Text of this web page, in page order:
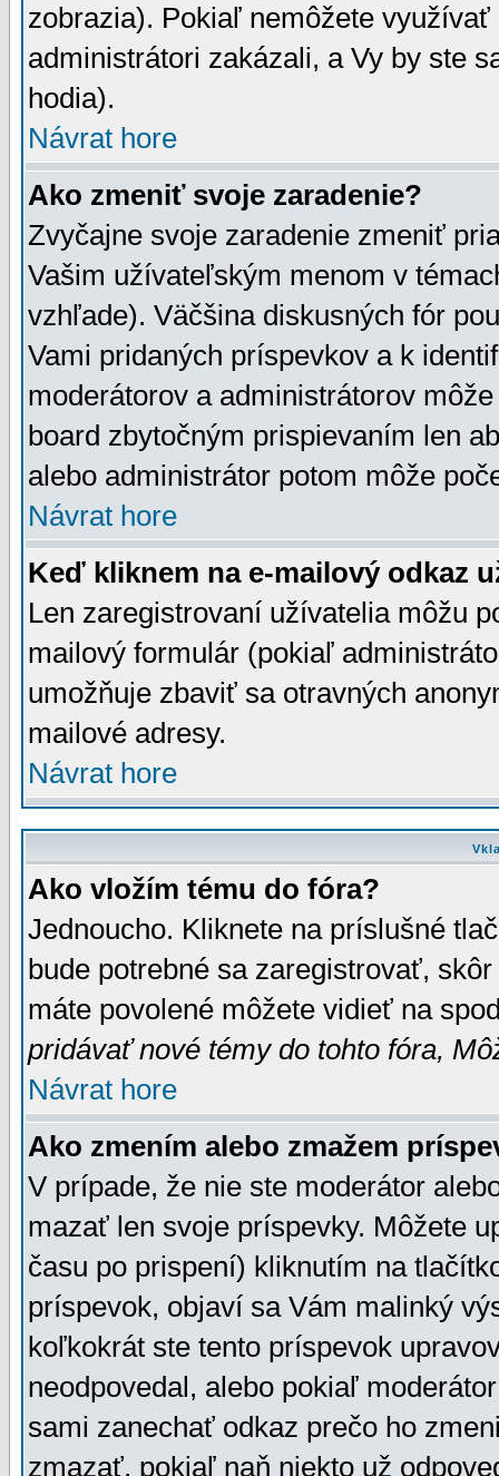
zobrazia). Pokiaľ nemôžete
administrátori zakázali, a Vy by ste
hodia).
Návrat hore
Ako zmeniť svoje zaradenie?
Zvyčajne svoje zaradenie zmeniť
Vašim užívateľským menom v
vzhľade). Väčšina diskusných fór
Vami pridaných príspevkov a k
moderátorov a administrátorov
board zbytočným prispievaním len
alebo administrátor potom môže
Návrat hore
Keď kliknem na e-mailový odkaz
Len zaregistrovaní užívatelia môžu
mailový formulár (pokiaľ
umožňuje zbaviť sa otravných
mailové adresy.
Návrat hore
Ako vložím tému do fóra?
Jednoucho. Kliknete na príslušné
bude potrebné sa zaregistrovať,
máte povolené môžete vidieť na
pridávať nové témy do tohto fóra,
Návrat hore
Ako zmením alebo zmažem
V prípade, že nie ste moderátor
mazať len svoje príspevky. Môžete
času po prispení) kliknutím na
príspevok, objaví sa Vám malinký
koľkokrát ste tento príspevok
neodpovedal, alebo pokiaľ
sami zanechať odkaz prečo ho
zmazať, pokiaľ naň niekto už